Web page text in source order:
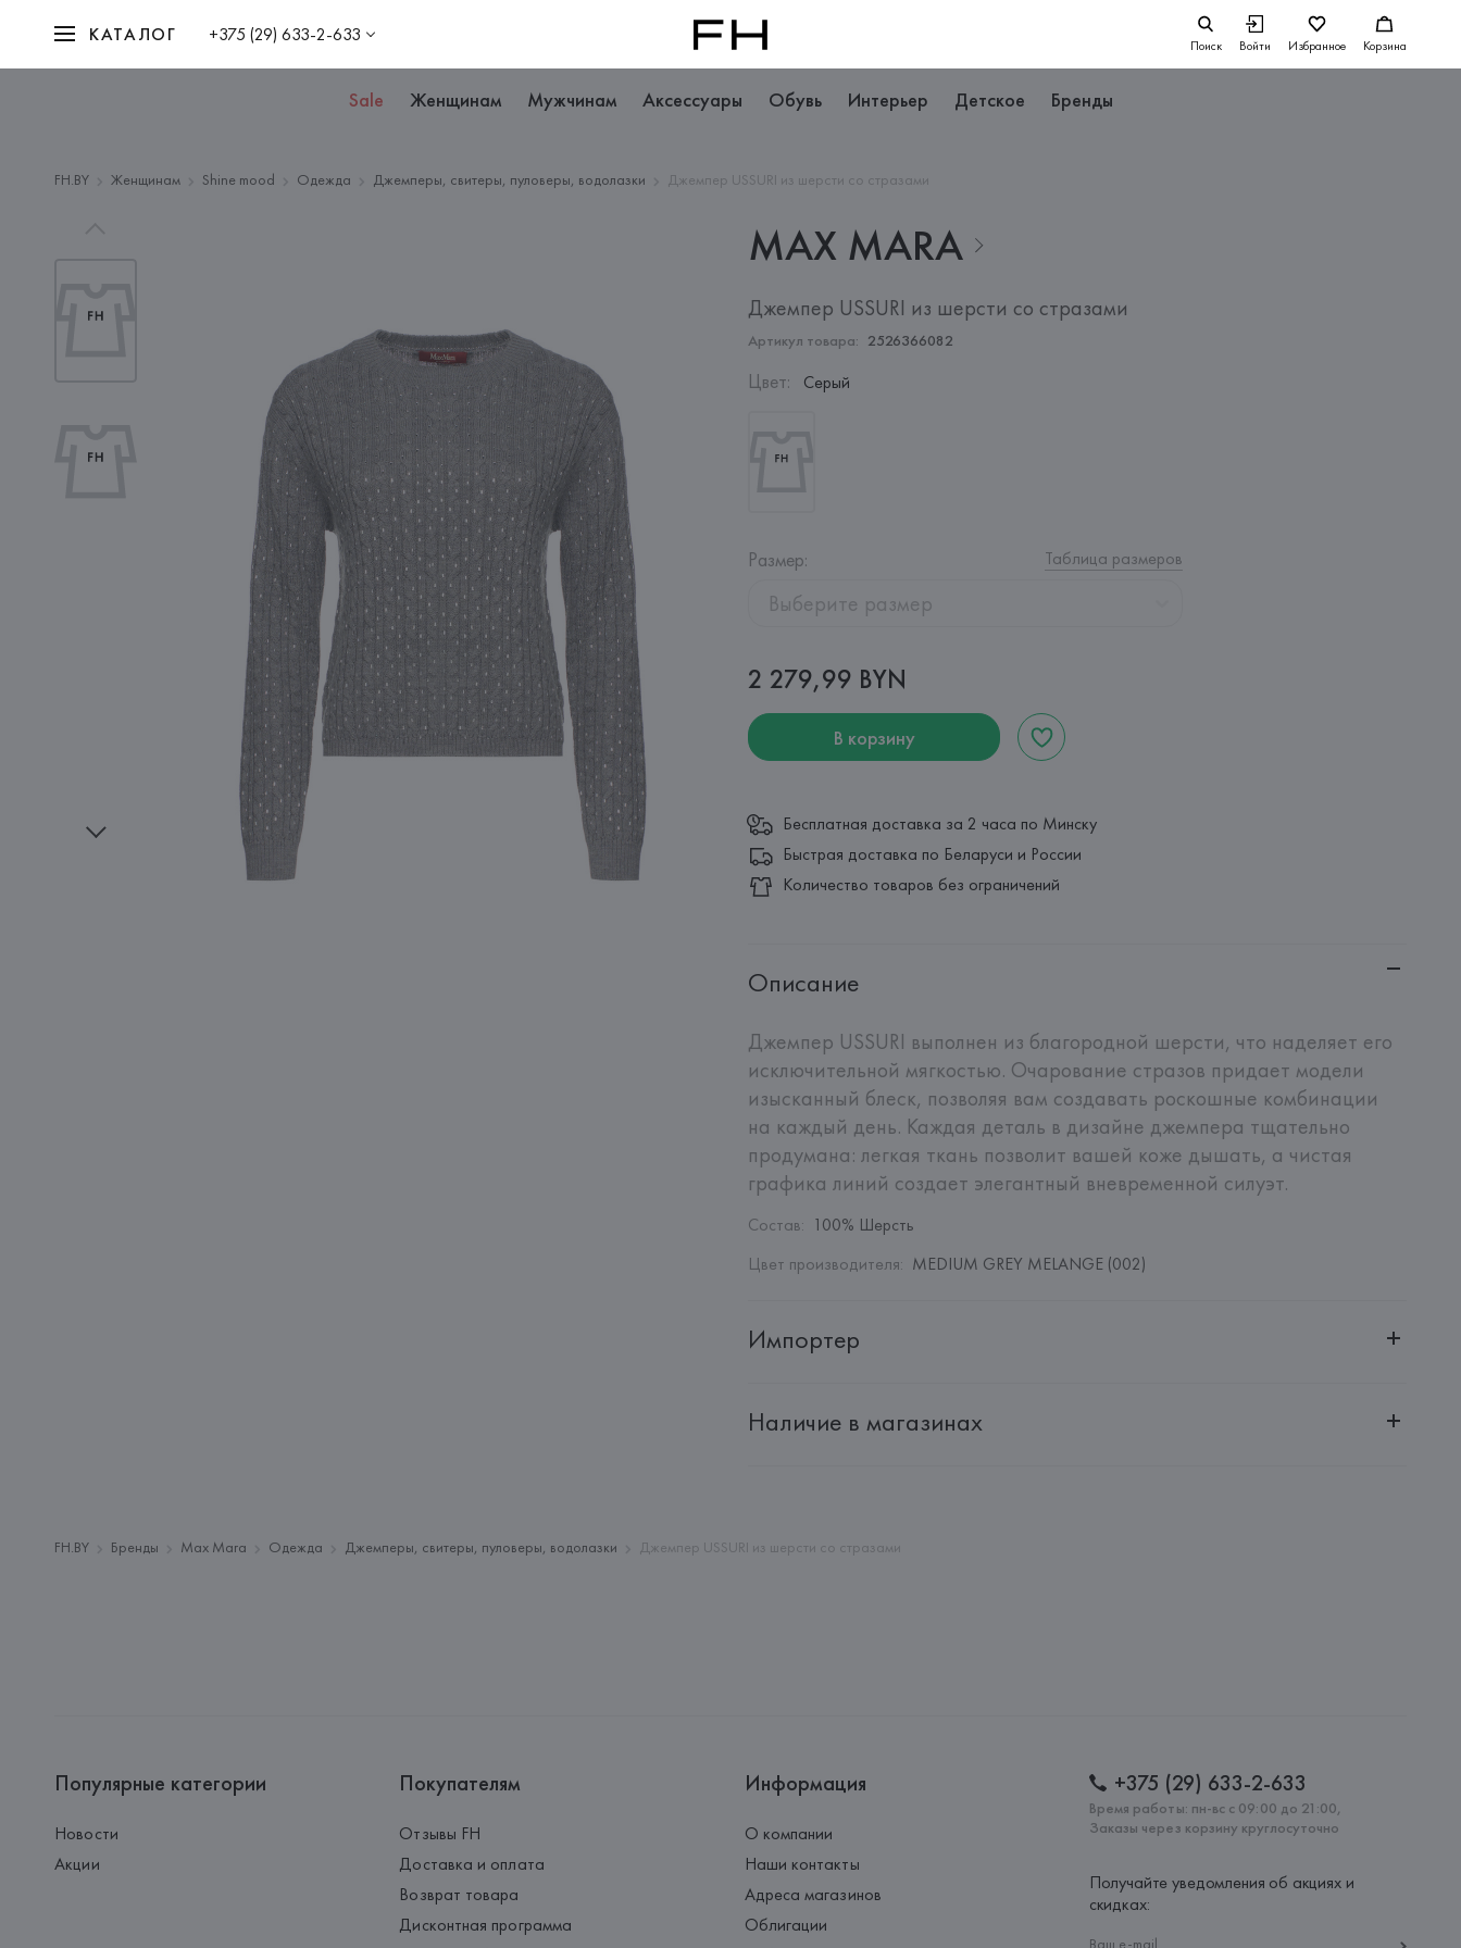
КАТАЛОГ +375 (29) 633-2-633 Поиск Войти Избранное Корзина
Sale Женщинам Мужчинам Аксессуары Обувь Интерьер Детское Бренды
FH.BY Женщинам Shine mood Одежда Джемперы, свитеры, пуловеры, водолазки Джемпер USSURI из шерсти со стразами
MAX MARA
Джемпер USSURI из шерсти со стразами
Артикул товара: 2526366082
Цвет: Серый
Размер: Таблица размеров
Выберите размер
2 279,99 BYN
В корзину
Бесплатная доставка за 2 часа по Минску
Быстрая доставка по Беларуси и России
Количество товаров без ограничений
Описание
Джемпер USSURI выполнен из благородной шерсти, что наделяет его
исключительной мягкостью. Очарование стразов придает модели
изысканный блеск, позволяя вам создавать роскошные комбинации
на каждый день. Каждая деталь в дизайне джемпера тщательно
продумана: легкая ткань позволит вашей коже дышать, а чистая
графика линий создает элегантный вневременной силуэт.
Состав: 100% Шерсть
Цвет производителя: MEDIUM GREY MELANGE (002)
Импортер
Адрес: Республика Беларусь, 220030, г. Минск, ул. Немига, 5, пом. 39
Наличие в магазинах
FH.BY Бренды Max Mara Одежда Джемперы, свитеры, пуловеры, водолазки Джемпер USSURI из шерсти со стразами
Популярные категории
Новости
Акции
Покупателям
Отзывы FH
Доставка и оплата
Возврат товара
Дисконтная программа
Информация
О компании
Наши контакты
Адреса магазинов
Облигации
+375 (29) 633-2-633
Время работы: пн-вс с 09:00 до 21:00,
Заказы через корзину круглосуточно
Получайте уведомления об акциях и
скидках: